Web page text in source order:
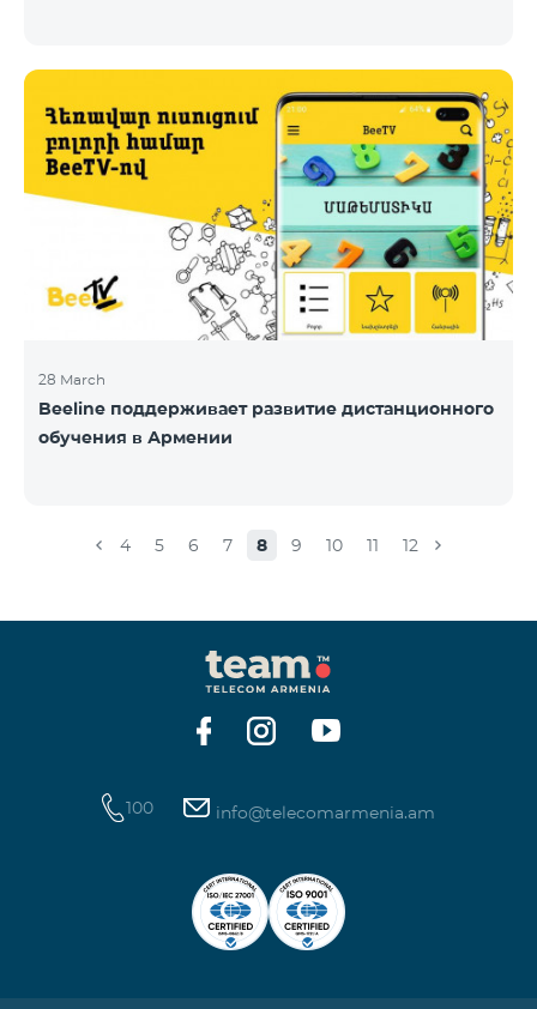
28 March
Beeline поддерживает развитие дистанционного
обучения в Армении
4 5 6 7 8 9 10 11 12
100 info@telecomarmenia.am